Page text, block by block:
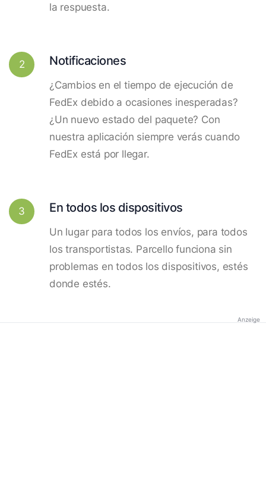
la respuesta.
2 Notificaciones
¿Cambios en el tiempo de ejecución de
FedEx debido a ocasiones inesperadas?
¿Un nuevo estado del paquete? Con
nuestra aplicación siempre verás cuando
FedEx está por llegar.
3 En todos los dispositivos
Un lugar para todos los envíos, para todos
los transportistas. Parcello funciona sin
problemas en todos los dispositivos, estés
donde estés.
Anzeige